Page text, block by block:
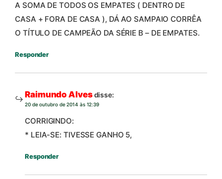
A SOMA DE TODOS OS EMPATES ( DENTRO DE
CASA + FORA DE CASA ), DÁ AO SAMPAIO CORRÊA
O TÍTULO DE CAMPEÃO DA SÉRIE B – DE EMPATES.
Responder
Raimundo Alvesdisse:
20 de outubro de 2014 às 12:39
CORRIGINDO:
* LEIA-SE: TIVESSE GANHO 5,
Responder